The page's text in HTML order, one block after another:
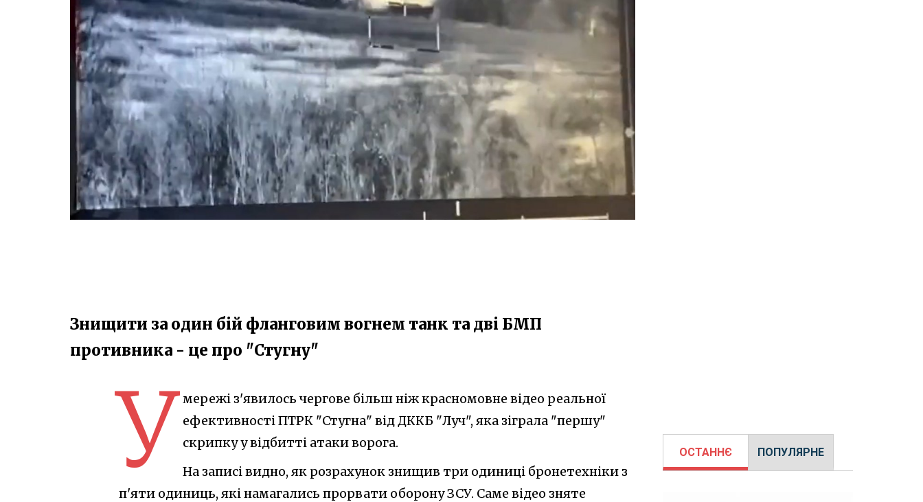
Знищити за один бій фланговим вогнем танк та дві БМП
противника - це про "Стугну"
У мережі з'явилось чергове більш ніж красномовне відео реальної
ефективності ПТРК "Стугна" від ДККБ "Луч", яка зіграла "першу"
скрипку у відбитті атаки ворога.
На записі видно, як розрахунок знищив три одиниці бронетехніки з
п'яти одиниць, які намагались прорвати оборону ЗСУ. Саме відео зняте
ОСТАННЄ ПОПУЛЯРНЕ